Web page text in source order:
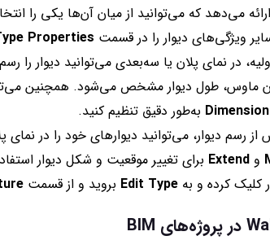
می‌دهد که می‌توانید از میان آن‌ها یکی را
ویژگی‌های دیوار را در قسمت Properties
در نمای پلان یا سه‌بعدی می‌توانید دیوار را
طول دیوار مشخص می‌شود. همچنین
Dimension به‌طور دقیق تنظیم کنید.
رسم دیوار، می‌توانید دیوارهای خود را در نمای
و Extend برای تغییر موقعیت و شکل دیوار
کلیک کرده و به Edit Type بروید و از قسمت